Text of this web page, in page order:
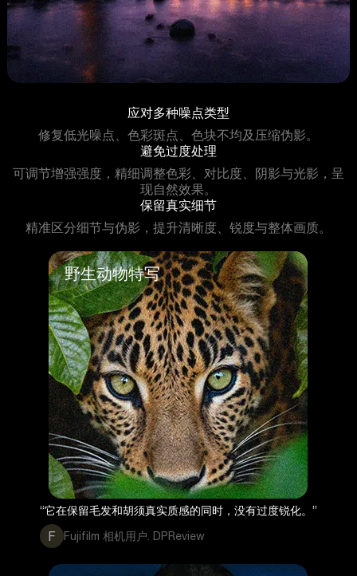
应对多种噪点类型
修复低光噪点、色彩斑点、色块不均及压缩伪影。
避免过度处理
可调节增强强度，精细调整色彩、对比度、阴影与光影，呈
现自然效果。
保留真实细节
精准区分细节与伪影，提升清晰度、锐度与整体画质。
野生动物特写
“它在保留毛发和胡须真实质感的同时，没有过度锐化。”
F Fujifilm 相机用户. DPReview